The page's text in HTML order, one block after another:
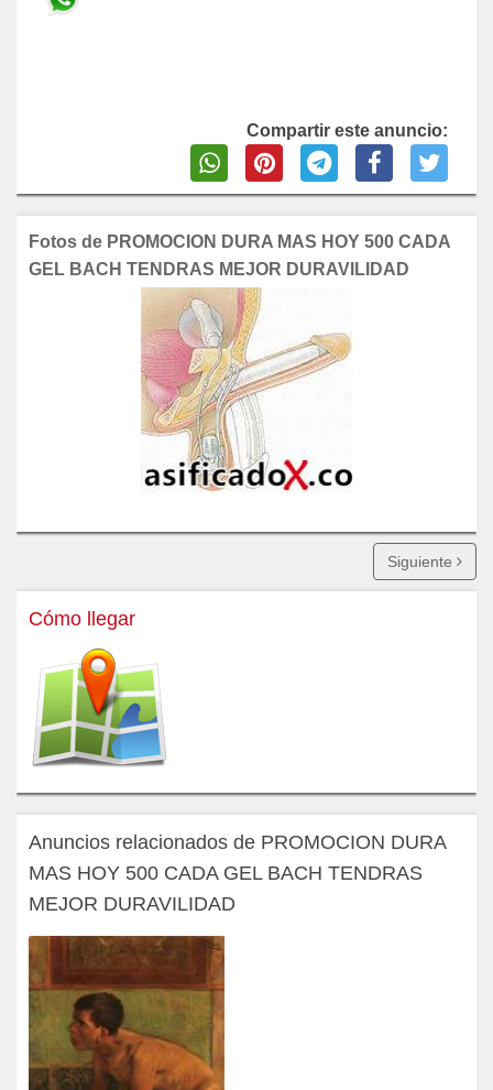
Compartir este anuncio:
Fotos de PROMOCION DURA MAS HOY 500 CADA
GEL BACH TENDRAS MEJOR DURAVILIDAD
Siguiente
Cómo llegar
Anuncios relacionados de PROMOCION DURA
MAS HOY 500 CADA GEL BACH TENDRAS
MEJOR DURAVILIDAD